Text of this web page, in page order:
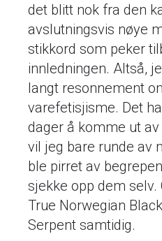
det blitt nok fra den
avslutningsvis nøye
stikkord som peker
innledningen. Altså,
langt resonnement
varefetisjisme. Det
dager å komme ut
vil jeg bare runde av
ble pirret av
sjekke opp dem selv.
True Norwegian
Serpent samtidig.